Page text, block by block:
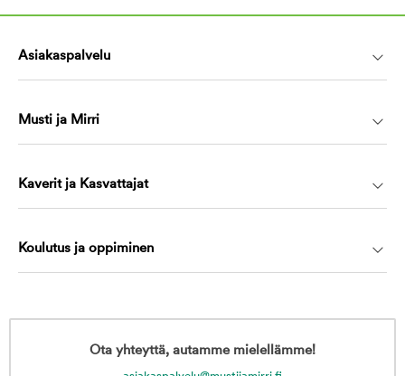
Asiakaspalvelu
Musti ja Mirri
Kaverit ja Kasvattajat
Koulutus ja oppiminen
Ota yhteyttä, autamme mielellämme!